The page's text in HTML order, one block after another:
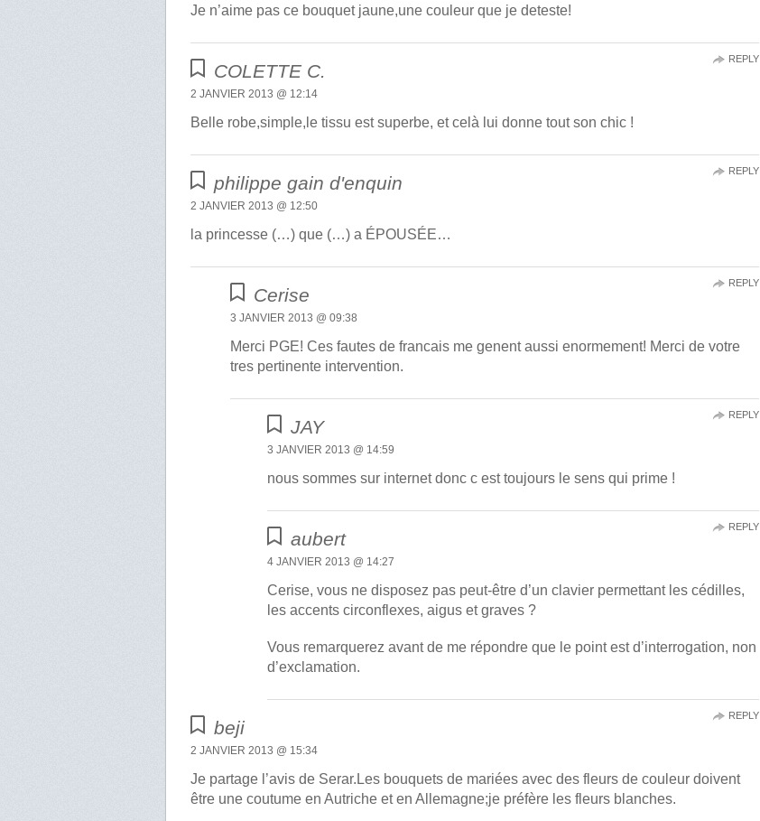
Je n’aime pas ce bouquet jaune,une couleur que je deteste!
COLETTE C.
2 JANVIER 2013 @ 12:14
Belle robe,simple,le tissu est superbe, et celà lui donne tout son chic !
REPLY
philippe gain d'enquin
2 JANVIER 2013 @ 12:50
la princesse (…) que (…) a ÉPOUSÉE…
REPLY
Cerise
3 JANVIER 2013 @ 09:38
Merci PGE! Ces fautes de francais me genent aussi enormement! Merci de votre
tres pertinente intervention.
REPLY
JAY
3 JANVIER 2013 @ 14:59
nous sommes sur internet donc c est toujours le sens qui prime !
REPLY
aubert
4 JANVIER 2013 @ 14:27
Cerise, vous ne disposez pas peut-être d’un clavier permettant les cédilles,
les accents circonflexes, aigus et graves ?
Vous remarquerez avant de me répondre que le point est d’interrogation, non
d’exclamation.
REPLY
beji
2 JANVIER 2013 @ 15:34
Je partage l’avis de Serar.Les bouquets de mariées avec des fleurs de couleur doivent
être une coutume en Autriche et en Allemagne;je préfère les fleurs blanches.
REPLY